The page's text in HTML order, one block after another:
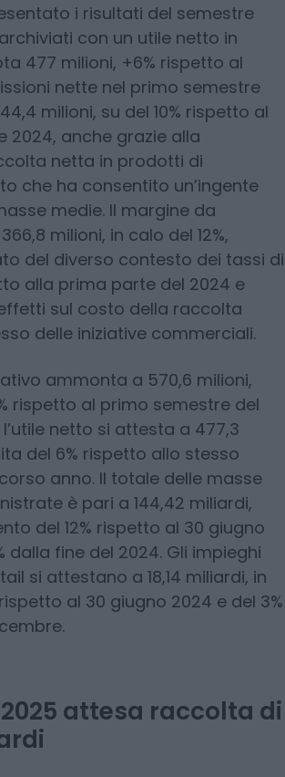
i risultati del semestre
con un utile netto in
477 milioni, +6% rispetto al
nette nel primo semestre
milioni, su del 10% rispetto al
2024, anche grazie alla
netta in prodotti di
che ha consentito un’ingente
medie. Il margine da
milioni, in calo del 12%,
del diverso contesto dei tassi di
alla prima parte del 2024 e
sul costo della raccolta
delle iniziative commerciali.
ammonta a 570,6 milioni,
rispetto al primo semestre del
netto si attesta a 477,3
del 6% rispetto allo stesso
anno. Il totale delle masse
è pari a 144,42 miliardi,
del 12% rispetto al 30 giugno
dalla fine del 2024. Gli impieghi
si attestano a 18,14 miliardi, in
al 30 giugno 2024 e del 3%
attesa raccolta di